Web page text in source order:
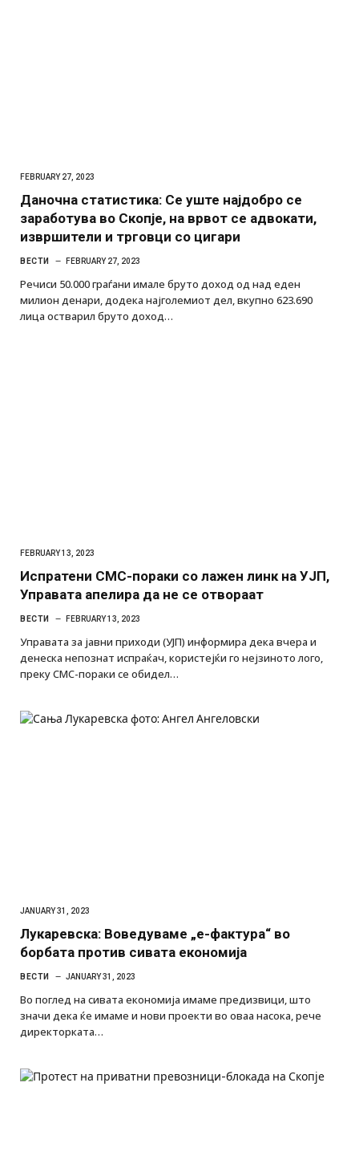
FEBRUARY 27, 2023
Даночна статистика: Се уште најдобро се
заработува во Скопје, на врвот се адвокати,
извршители и трговци со цигари
ВЕСТИ FEBRUARY 27, 2023
Речиси 50.000 граѓани имале бруто доход од над еден
милион денари, додека најголемиот дел, вкупно 623.690
лица остварил бруто доход…
FEBRUARY 13, 2023
Испратени СМС-пораки со лажен линк на УЈП,
Управата апелира да не се отвораат
ВЕСТИ FEBRUARY 13, 2023
Управата за јавни приходи (УЈП) информира дека вчера и
денеска непознат испраќач, користејќи го нејзиното лого,
преку СМС-пораки се обидел…
JANUARY 31, 2023
Лукаревска: Воведуваме „е-фактура“ во
борбата против сивата економија
ВЕСТИ JANUARY 31, 2023
Во поглед на сивата економија имаме предизвици, што
значи дека ќе имаме и нови проекти во оваа насока, рече
директорката…